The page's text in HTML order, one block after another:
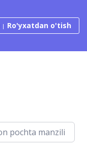
Ro'yxatdan o'tish